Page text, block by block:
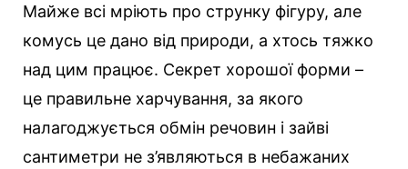
Майже всі мріють про струнку фігуру, але
комусь це дано від природи, а хтось тяжко
над цим працює. Секрет хорошої форми –
це правильне харчування, за якого
налагоджується обмін речовин і зайві
сантиметри не з’являються в небажаних